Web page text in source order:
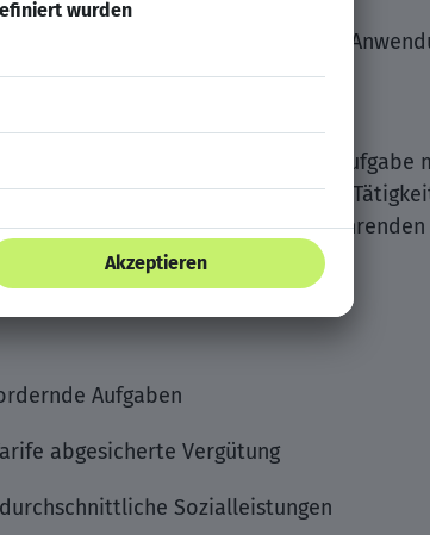
sicherer Umgang mit MS Office-
und herausfordernde berufliche Aufgabe
verbundene projektbezogenen
Einstieg bei einem führenden
Aufgaben
abgesicherte Vergütung
Sozialleistungen